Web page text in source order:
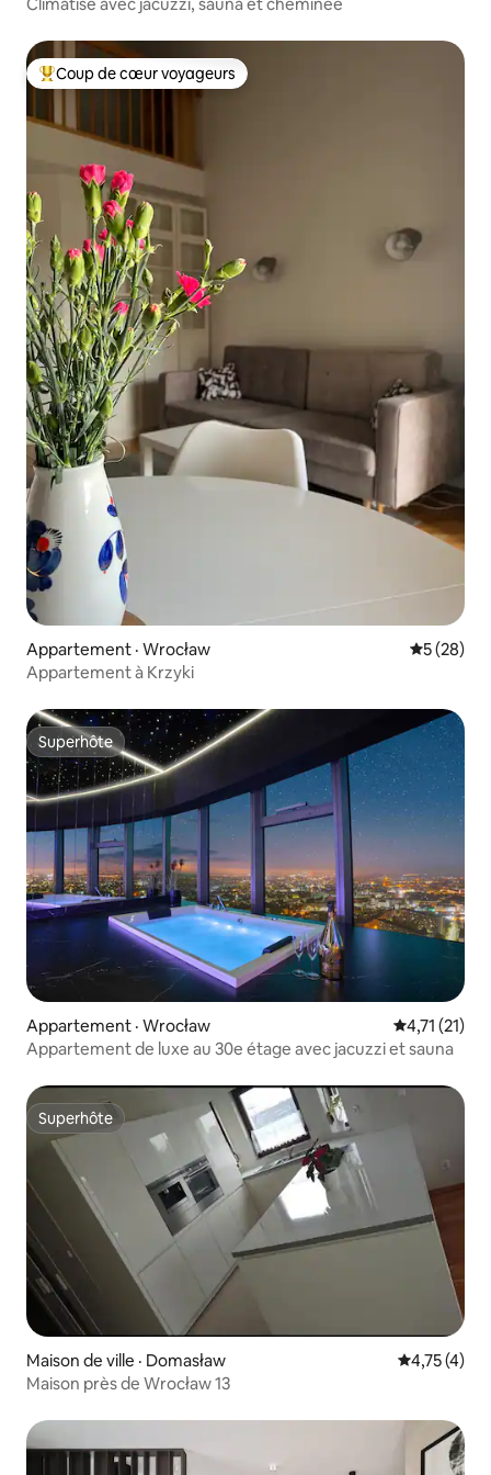
Coup de cœur voyageurs parmi les plus aimés
Coup de cœur voyageurs
Appartement · Wrocław Note
5 (28)
Appartement à Krzyki
Superhôte
Superhôte
Appartement · Wrocław Note
4,71 (21)
Appartement de luxe au 30e étage avec jacuzzi et sauna
Superhôte
Superhôte
Maison de ville · Domasław Note
4,75 (4)
Maison près de Wrocław 13